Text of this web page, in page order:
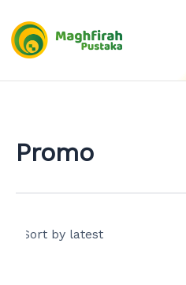
content
Promo